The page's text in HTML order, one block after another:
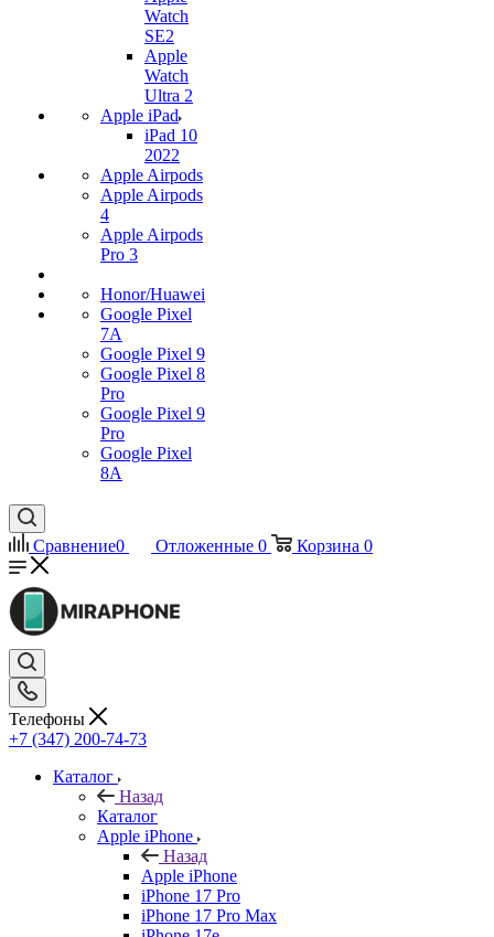
Watch
SE2
Apple
Watch
Ultra 2
Apple iPad
iPad 10
2022
Apple Airpods
Apple Airpods
4
Apple Airpods
Pro 3
Honor/Huawei
Google Pixel
7А
Google Pixel 9
Google Pixel 8
Pro
Google Pixel 9
Pro
Google Pixel
8A
Сравнение0 Отложенные 0 Корзина 0
Телефоны
+7 (347) 200-74-73
Каталог
Назад
Каталог
Apple iPhone
Назад
Apple iPhone
iPhone 17 Pro
iPhone 17 Pro Max